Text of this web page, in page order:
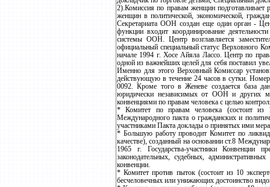
2).Комиссия по правам женщин
женщин в политической, экономической,
Секретариата ООН создан еще один орган -
функции входит координирование
системы ООН. Центр возглавляется
официальный специальный статус Верховного
начале 1994 г. Хосе Айяла Лассо. Центр по
одной из важнейших целей для себя поставил
Именно для этого Верховный Комиссар
действующую в течение 24 часов в сутки.
0092. Кроме того в Женеве создается база
юридически независимых от ООН и других
конвенциями по правам человека с целью
* Комитет по правам человека (состоит из
Международного пакта о гражданских и
участниками Пакта доклады о принятых ими
* Большую работу проводит Комитет по
качестве), созданный на основании ст.8
1965 г. Государства-участники Конвенции
законодательных, судебных,
конвенции.
* Комитет против пыток (состоит из 10
бесчеловечных или унижающих достоинство